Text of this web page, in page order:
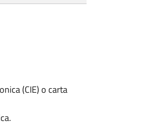
(CIE) o carta